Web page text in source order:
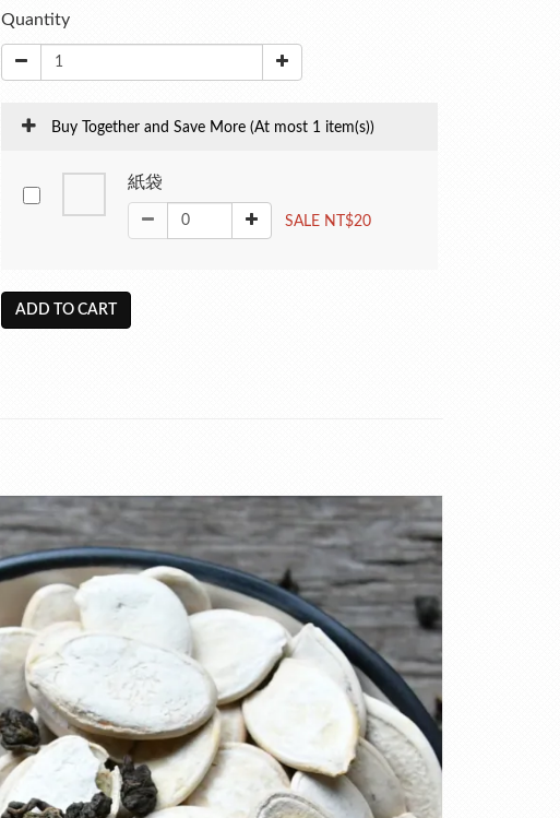
Quantity
Buy Together and Save More (At most 1 item(s))
紙袋
SALE NT$20
ADD TO CART